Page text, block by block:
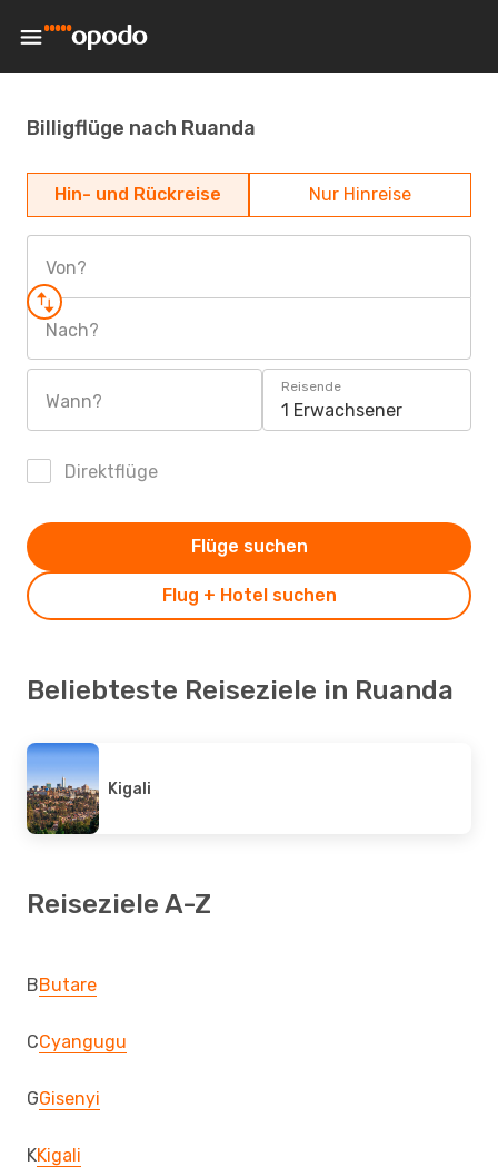
Billigflüge nach Ruanda
Hin- und Rückreise Nur Hinreise
Von?
Nach?
Wann?
Reisende
1 Erwachsener
Direktflüge
Flug + Hotel suchen
Flüge suchen
Beliebteste Reiseziele in Ruanda
Kigali
Reiseziele A-Z
BButare
CCyangugu
GGisenyi
KKigali